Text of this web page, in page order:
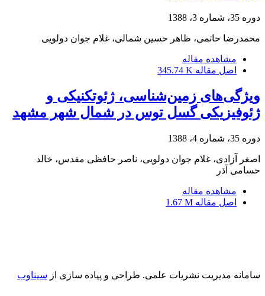
دوره 35، شماره 3، 1388
محمدرضا حاتمی، ظاهر حسین شمالی، غلام جوان دولویی
مشاهده مقاله
اصل مقاله 345.74 K
ویژگی‌های زمین‌شناسی، ژئوتکنیکی و
ژئوفیزیکی گسل توس در شمال شهر مشهد
دوره 35، شماره 4، 1388
اصغر آزادی، غلام جوان دولویی، ناصر حافظی مقدس، خالد
حسامی آذر
مشاهده مقاله
اصل مقاله 1.67 M
سامانه مدیریت نشریات علمی. طراحی و پیاده سازی از سیناوب